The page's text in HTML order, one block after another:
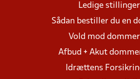
Ledige stillinger
Sådan bestiller du en
Vold mod
Afbud + Akut
Idrættens